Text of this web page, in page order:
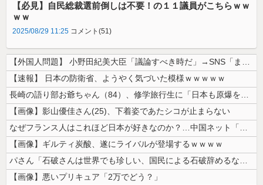
【必見】自民総裁選前倒しは不要！の１１議員がこちらｗｗ
ｗｗ
2025/08/29 11:25 コメント(51)
【外国人問題】 小野田紀美大臣「議論すべき時だ」→SNS「まだ議論もし...
【速報】 日本の防衛省、ようやく気づいた模様ｗｗｗｗｗ
長崎の語り部お爺ちゃん（84）、修学旅行生に「日本も原爆を持たないと負...
【画像】影山優佳さん(25)、下着姿であたシコが止まらない
なぜフランス人はこれほど日本が好きなのか？…中国ネット「中国と北朝鮮を...
【画像】ギルティ炭酸、遂にライバルが登場するｗｗｗｗ
パさん「石破さんは世界でも珍しい、国民による石破辞めるなデモが自然発生...
【画像】悪いプリキュア「2万でどう？」